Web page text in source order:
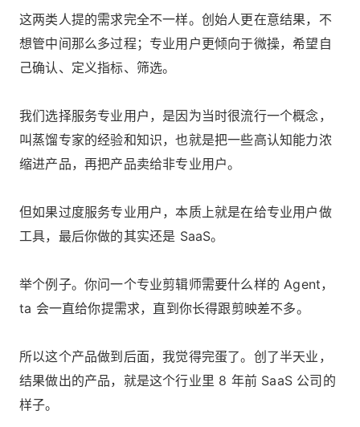
这两类人提的需求完全不一样。创始人更在意结果，不
想管中间那么多过程；专业用户更倾向于微操，希望自
己确认、定义指标、筛选。
我们选择服务专业用户，是因为当时很流行一个概念，
叫蒸馏专家的经验和知识，也就是把一些高认知能力浓
缩进产品，再把产品卖给非专业用户。
但如果过度服务专业用户，本质上就是在给专业用户做
工具，最后你做的其实还是 SaaS。
举个例子。你问一个专业剪辑师需要什么样的 Agent，
ta 会一直给你提需求，直到你长得跟剪映差不多。
所以这个产品做到后面，我觉得完蛋了。创了半天业，
结果做出的产品，就是这个行业里 8 年前 SaaS 公司的
样子。